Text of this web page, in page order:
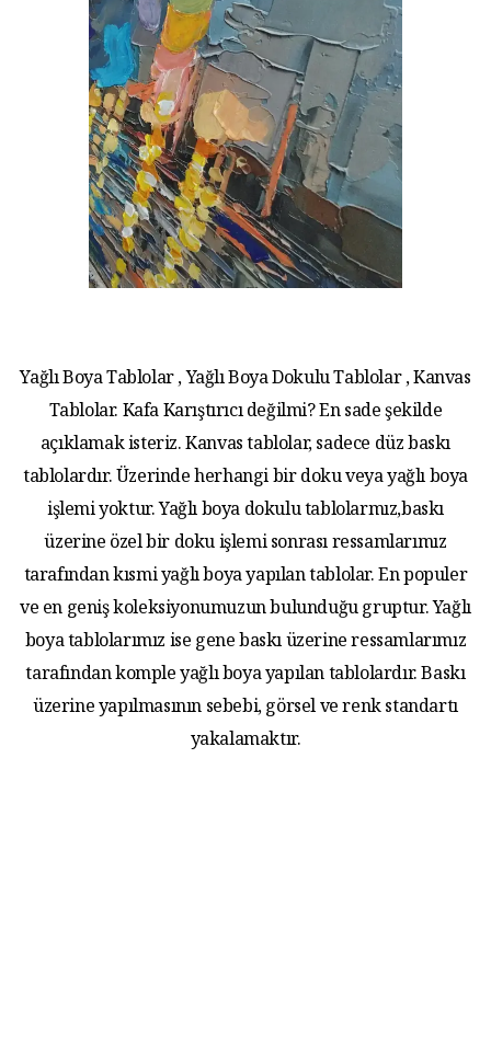
Yağlı Boya Tablolar , Yağlı Boya Dokulu Tablolar , Kanvas
Tablolar. Kafa Karıştırıcı değilmi? En sade şekilde
açıklamak isteriz. Kanvas tablolar, sadece düz baskı
tablolardır. Üzerinde herhangi bir doku veya yağlı boya
işlemi yoktur. Yağlı boya dokulu tablolarmız,baskı
üzerine özel bir doku işlemi sonrası ressamlarımız
tarafından kısmi yağlı boya yapılan tablolar. En populer
ve en geniş koleksiyonumuzun bulunduğu gruptur. Yağlı
boya tablolarımız ise gene baskı üzerine ressamlarımız
tarafından komple yağlı boya yapılan tablolardır. Baskı
üzerine yapılmasının sebebi, görsel ve renk standartı
yakalamaktır.